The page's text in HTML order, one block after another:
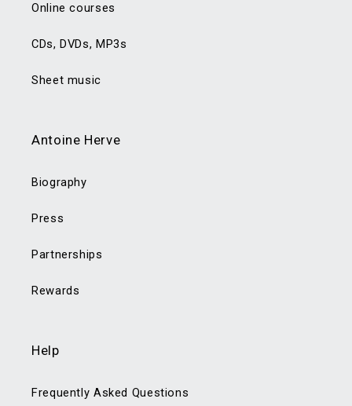
Online courses
CDs, DVDs, MP3s
Sheet music
Antoine Herve
Biography
Press
Partnerships
Rewards
Help
Frequently Asked Questions